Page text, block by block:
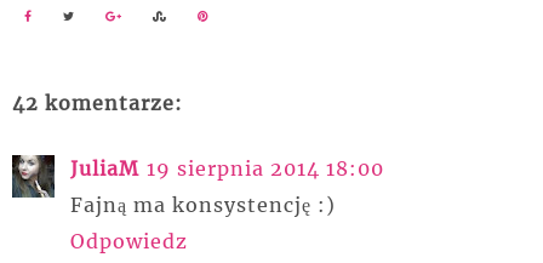
42 komentarze:
JuliaM 19 sierpnia 2014 18:00
Fajną ma konsystencję :)
Odpowiedz